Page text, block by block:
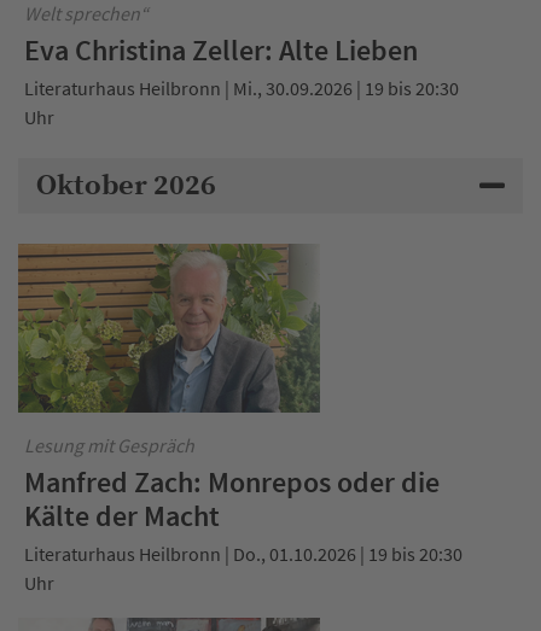
Welt sprechen“
Eva Christina Zeller: Alte Lieben
Literaturhaus Heilbronn | Mi., 30.09.2026 | 19 bis 20:30
Uhr
Oktober 2026
Lesung mit Gespräch
Manfred Zach: Monrepos oder die
Kälte der Macht
Literaturhaus Heilbronn | Do., 01.10.2026 | 19 bis 20:30
Uhr